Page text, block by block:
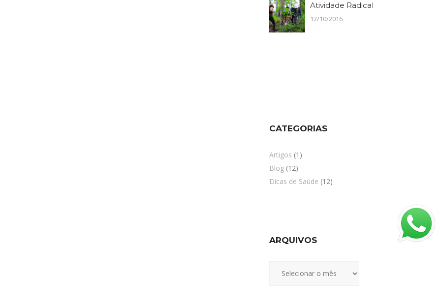
Atividade Radical
12/10/2016
CATEGORIAS
Artigos (1)
Blog(12)
Dicas de Saúde (12)
ARQUIVOS